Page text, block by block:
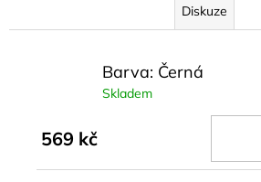
Diskuze
Barva: Černá
Skladem
569 kč